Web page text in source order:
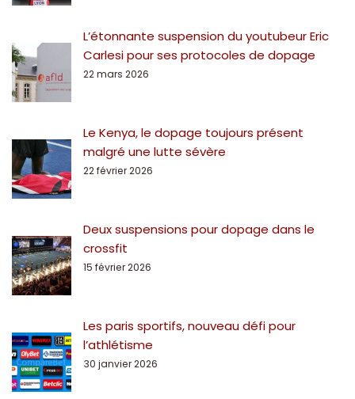
L’étonnante suspension du youtubeur Eric
Carlesi pour ses protocoles de dopage
22 mars 2026
Le Kenya, le dopage toujours présent
malgré une lutte sévère
22 février 2026
Deux suspensions pour dopage dans le
crossfit
15 février 2026
Les paris sportifs, nouveau défi pour
l’athlétisme
30 janvier 2026